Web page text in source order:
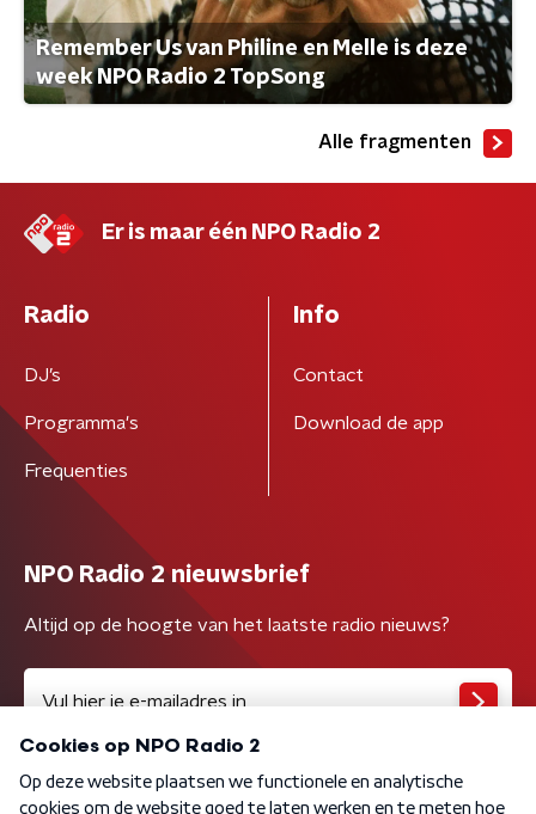
Remember Us van Philine en Melle is deze
week NPO Radio 2 TopSong
Alle fragmenten
Er is maar één NPO Radio 2
Radio
DJ’s
Programma's
Frequenties
Info
Contact
Download de app
NPO Radio 2 nieuwsbrief
Altijd op de hoogte van het laatste radio nieuws?